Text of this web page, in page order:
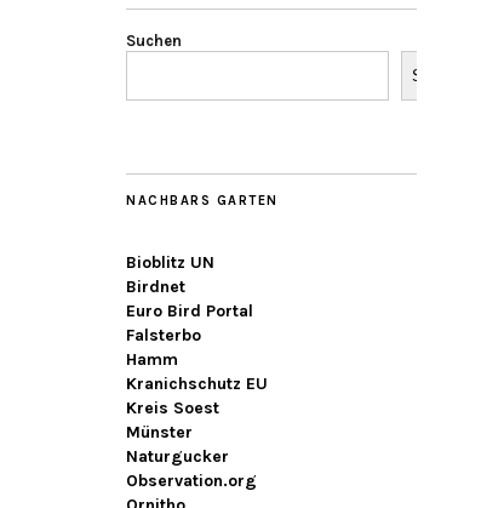
Suchen
Suchen
NACHBARS GARTEN
Bioblitz UN
Birdnet
Euro Bird Portal
Falsterbo
Hamm
Kranichschutz EU
Kreis Soest
Münster
Naturgucker
Observation.org